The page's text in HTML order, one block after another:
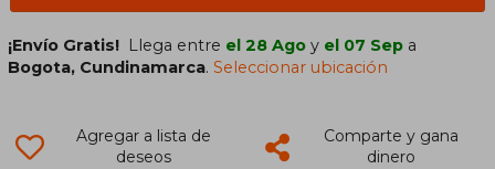
¡Envío Gratis! Llega entre el 28 Ago y el 07 Sep a
Bogota, Cundinamarca.Seleccionar ubicación
Agregar a lista de
deseos
Comparte y gana
dinero